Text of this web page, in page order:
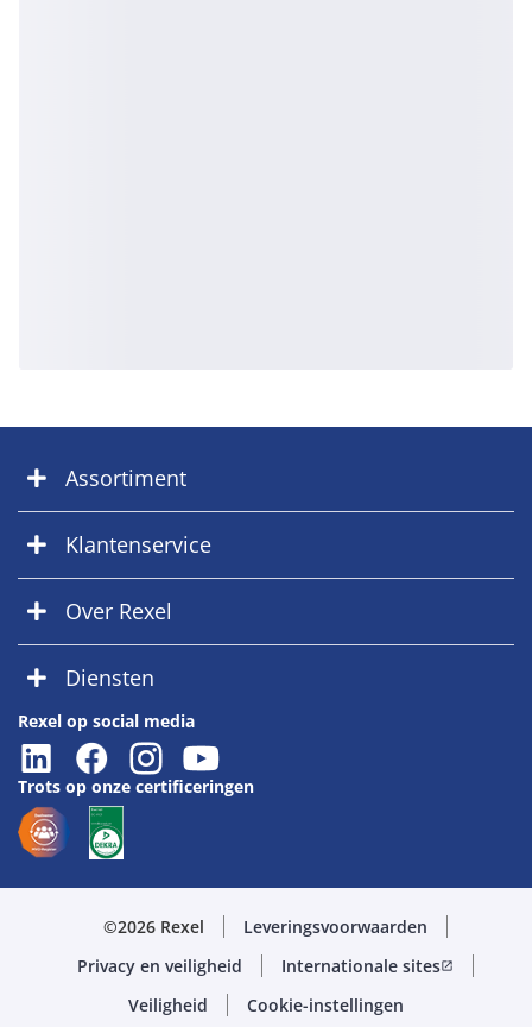
Assortiment
Klantenservice
Over Rexel
Diensten
Rexel op social media
Trots op onze certificeringen
©2026 Rexel
Leveringsvoorwaarden
Privacy en veiligheid
Internationale sitesopen_in_new
Veiligheid Cookie-instellingen